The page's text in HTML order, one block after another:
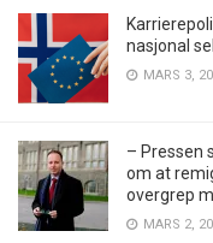
nasjonal
MARS 3,
– Pressen
om at
overgrep
MARS 2,